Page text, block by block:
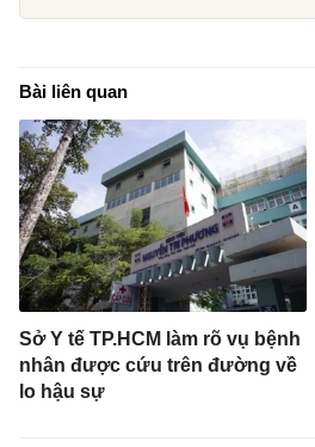
Bài liên quan
Sở Y tế TP.HCM làm rõ vụ bệnh
nhân được cứu trên đường về
lo hậu sự